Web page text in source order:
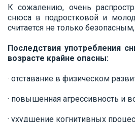
К сожалению, очень
снюса в подростковой и
считается не только
Последствия употребления
возрасте крайне опасны:
· отставание в физическом
· повышенная агрессивность и
· ухудшение когнитивных